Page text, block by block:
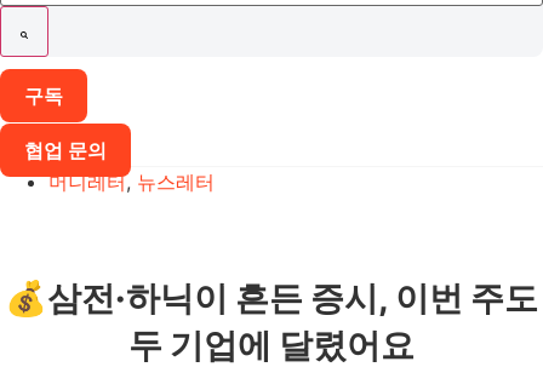
구독
협업 문의
머니레터, 뉴스레터
💰삼전·하닉이 흔든 증시, 이번 주도
두 기업에 달렸어요